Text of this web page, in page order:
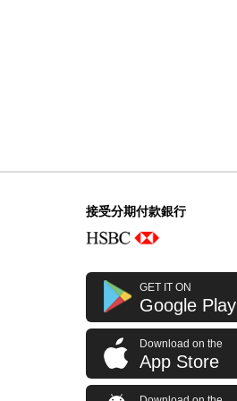
接受分期付款銀行
GET IT ON
Google Play
Download on the
App Store